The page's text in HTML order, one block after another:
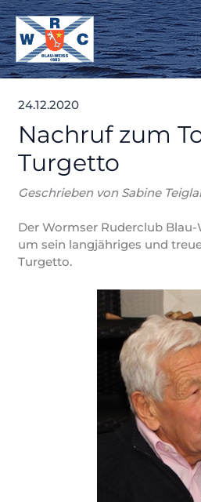
Zum
Inhalt
springen
24.12.2020
Nachruf zum
Turgetto
Geschrieben von Sabine
Der Wormser Ruderclub
um sein langjähriges und
Turgetto.